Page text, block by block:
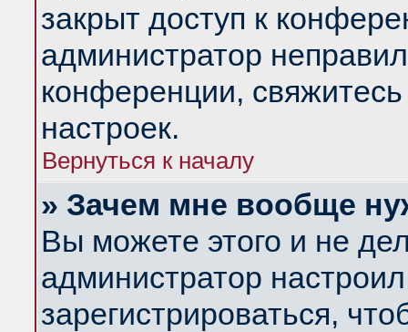
закрыт доступ к
администратор
конференции,
настроек.
Вернуться к началу
» Зачем мне вообще
Вы можете этого и не
администратор
зарегистрироваться,